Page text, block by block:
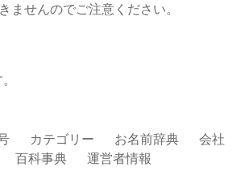
ませんのでご注意ください。
カテゴリー お名前辞典
会社
百科事典 運営者情報